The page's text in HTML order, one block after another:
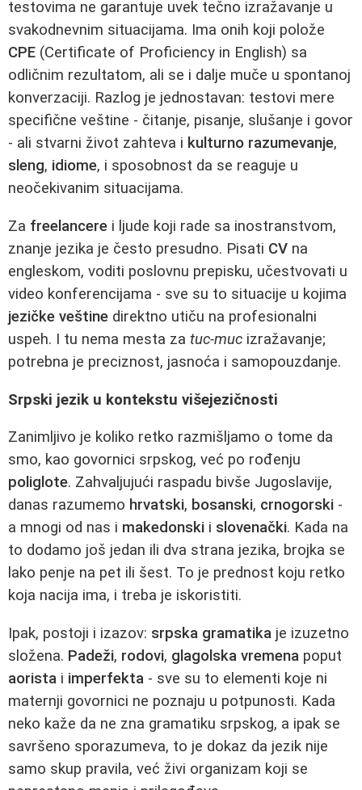
testovima ne garantuje uvek tečno izražavanje u
svakodnevnim situacijama. Ima onih koji polože
CPE (Certificate of Proficiency in English) sa
odličnim rezultatom, ali se i dalje muče u spontanoj
konverzaciji. Razlog je jednostavan: testovi mere
specifične veštine - čitanje, pisanje, slušanje i govor
- ali stvarni život zahteva i kulturno razumevanje,
sleng, idiome, i sposobnost da se reaguje u
neočekivanim situacijama.
Za freelancere i ljude koji rade sa inostranstvom,
znanje jezika je često presudno. Pisati CV na
engleskom, voditi poslovnu prepisku, učestvovati u
video konferencijama - sve su to situacije u kojima
jezičke veštine direktno utiču na profesionalni
uspeh. I tu nema mesta za tuc-muc izražavanje;
potrebna je preciznost, jasnoća i samopouzdanje.
Srpski jezik u kontekstu višejezičnosti
Zanimljivo je koliko retko razmišljamo o tome da
smo, kao govornici srpskog, već po rođenju
poliglote. Zahvaljujući raspadu bivše Jugoslavije,
danas razumemo hrvatski, bosanski, crnogorski -
a mnogi od nas i makedonski i slovenački. Kada na
to dodamo još jedan ili dva strana jezika, brojka se
lako penje na pet ili šest. To je prednost koju retko
koja nacija ima, i treba je iskoristiti.
Ipak, postoji i izazov: srpska gramatika je izuzetno
složena. Padeži, rodovi, glagolska vremena poput
aorista i imperfekta - sve su to elementi koje ni
maternji govornici ne poznaju u potpunosti. Kada
neko kaže da ne zna gramatiku srpskog, a ipak se
savršeno sporazumeva, to je dokaz da jezik nije
samo skup pravila, već živi organizam koji se